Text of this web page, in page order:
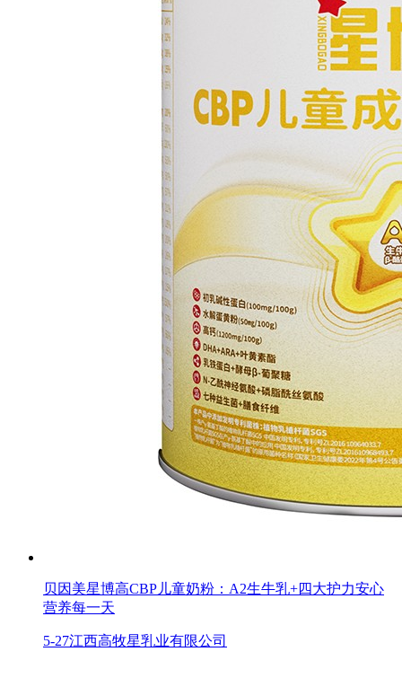
贝因美星博高CBP儿童奶粉：A2生牛乳+四大护力安心
营养每一天
5-27江西高牧星乳业有限公司